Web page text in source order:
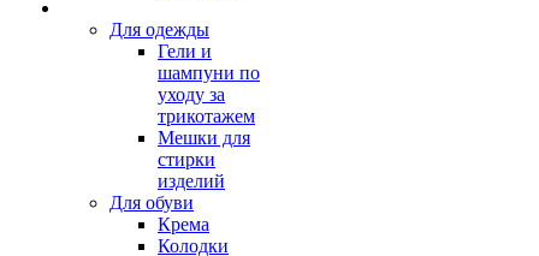
Для одежды
Гели и
шампуни по
уходу за
трикотажем
Мешки для
стирки
изделий
Для обуви
Крема
Колодки